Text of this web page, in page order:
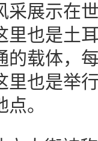
采展示在
里也是土
的载体，
里也是举
。